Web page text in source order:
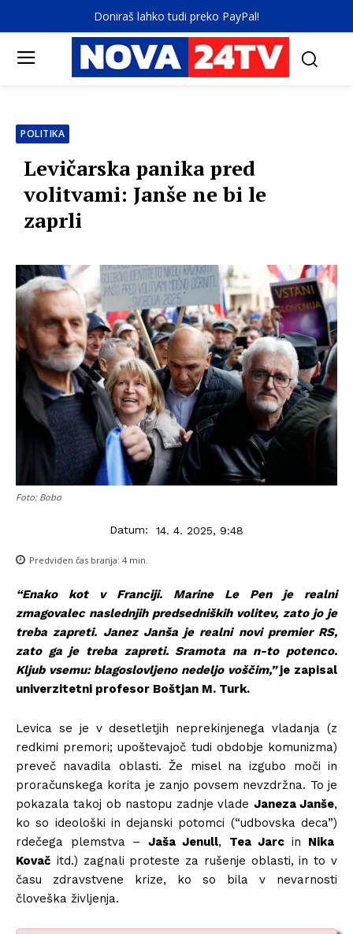
Doniraš lahko tudi preko PayPal!
POLITIKA
Levičarska panika pred
volitvami: Janše ne bi le
zaprli
Foto: Bobo
Datum: 14. 4. 2025, 9:48
Predviden čas branja: 4 min.
“Enako kot v Franciji. Marine Le Pen je realni
zmagovalec naslednjih predsedniških volitev, zato jo je
treba zapreti. Janez Janša je realni novi premier RS,
zato ga je treba zapreti. Sramota na n-to potenco.
Kljub vsemu: blagoslovljeno nedeljo voščim,”je zapisal
univerzitetni profesor Boštjan M. Turk.
Levica se je v desetletjih neprekinjenega vladanja (z
redkimi premori; upoštevajoč tudi obdobje komunizma)
preveč navadila oblasti. Že misel na izgubo moči in
proračunskega korita je zanjo povsem nevzdržna. To je
pokazala takoj ob nastopu zadnje vlade Janeza Janše,
ko so ideološki in dejanski potomci (“udbovska deca”)
rdečega plemstva – Jaša Jenull, Tea Jarc in Nika
Kovač itd.) zagnali proteste za rušenje oblasti, in to v
času zdravstvene krize, ko so bila v nevarnosti
človeška življenja.